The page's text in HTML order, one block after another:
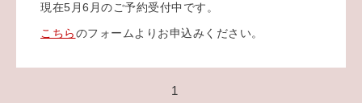
現在5月6月のご予約受付中です。
こちらのフォームよりお申込みください。
1